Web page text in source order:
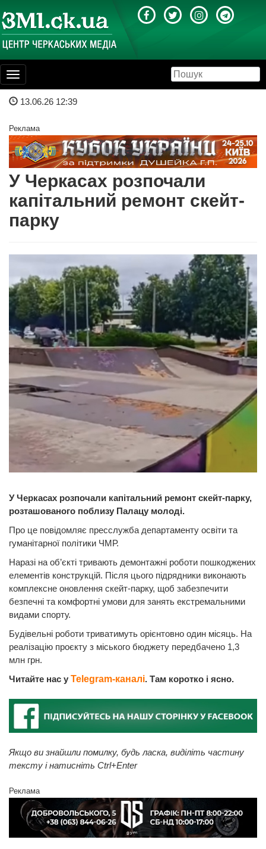
Toggle
navigation
13.06.26 12:39
Реклама
У Черкасах розпочали
капітальний ремонт скейт-
парку
У Черкасах розпочали капітальний ремонт скейт-парку,
розташованого поблизу Палацу молоді.
Про це повідомляє пресслужба департаменту освіти та
гуманітарної політики ЧМР.
Наразі на об’єкті тривають демонтажні роботи пошкоджених
елементів конструкцій. Після цього підрядники виконають
комплексне оновлення скейт-парку, щоб забезпечити
безпечні та комфортні умови для занять екстремальними
видами спорту.
Будівельні роботи триватимуть орієнтовно один місяць. На
реалізацію проєкту з міського бюджету передбачено 1,3
млн грн.
Читайте нас у Telegram-каналі. Там коротко і ясно.
Якщо ви знайшли помилку, будь ласка, виділіть частину
тексту і натисніть Ctrl+Enter
Реклама